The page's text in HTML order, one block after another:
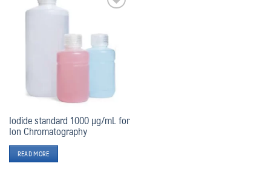
wishlist
Iodide standard 1000 µg/mL for
Ion Chromatography
READ MORE